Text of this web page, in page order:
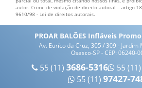
FÁBRICA DE INFLÁVEIS
FÁBRICA DE INFLÁVEIS PERSONALIZADOS
FÁBRICA DE INFLÁVEIS PROMOCIONAIS
FÁBRICA DE PRODUTOS INFLÁVEIS
FÁBRICA DE ROUPA INFLÁVEIS
autor. Crime de violação de direito autoral – artigo
9610/98 - Lei de direitos autorais.
PROAR BALÕES Infláveis
Av. Euríco da Cruz, 305 / 309 - Jardim
Osasco-SP - CEP: 06240-
55 (11) 3686-5316 55 (11)
55 (11) 97427-